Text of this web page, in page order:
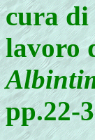
cura
lavoro
pp.22-